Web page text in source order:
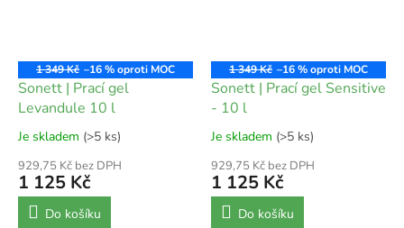
1 349 Kč –16 %
Sonett | Prací gel
Levandule 10 l
Je skladem (>5 ks)
929,75 Kč bez DPH
1 125 Kč
Do košíku
1 349 Kč –16 %
Sonett | Prací gel Sensitive
- 10 l
Je skladem (>5 ks)
929,75 Kč bez DPH
1 125 Kč
Do košíku